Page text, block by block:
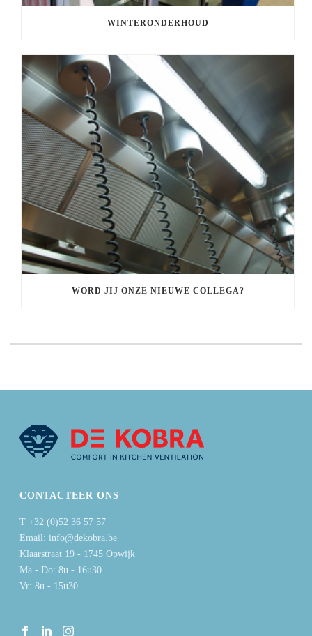
WINTERONDERHOUD
WORD JIJ ONZE NIEUWE COLLEGA?
CONTACTEER ONS
T +32 (0)52 36 57 57
Email: info@dekobra.be
Klaarstraat 19 - 1745 Opwijk
Ma - Do: 8u - 16u30
Vr: 8u - 15u30